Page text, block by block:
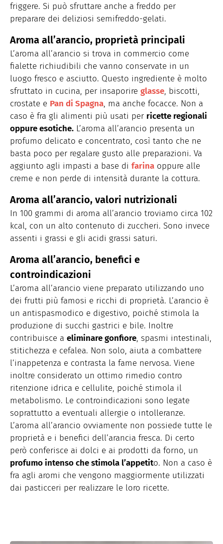
friggere. Si può sfruttare anche a freddo per
preparare dei deliziosi semifreddo-gelati.
Aroma all’arancio, proprietà principali
L’aroma all’arancio si trova in commercio come
fialette richiudibili che vanno conservate in un
luogo fresco e asciutto. Questo ingrediente è molto
sfruttato in cucina, per insaporire glasse, biscotti,
crostate e Pan di Spagna, ma anche focacce. Non a
caso è fra gli alimenti più usati per ricette regionali
oppure esotiche. L’aroma all’arancio presenta un
profumo delicato e concentrato, così tanto che ne
basta poco per regalare gusto alle preparazioni. Va
aggiunto agli impasti a base di farina oppure alle
creme e non perde di intensità durante la cottura.
Aroma all’arancio, valori nutrizionali
In 100 grammi di aroma all’arancio troviamo circa 102
kcal, con un alto contenuto di zuccheri. Sono invece
assenti i grassi e gli acidi grassi saturi.
Aroma all’arancio, benefici e
controindicazioni
L’aroma all’arancio viene preparato utilizzando uno
dei frutti più famosi e ricchi di proprietà. L’arancio è
un antispasmodico e digestivo, poiché stimola la
produzione di succhi gastrici e bile. Inoltre
contribuisce a eliminare gonfiore, spasmi intestinali,
stitichezza e cefalea. Non solo, aiuta a combattere
l’inappetenza e contrasta la fame nervosa. Viene
inoltre considerato un ottimo rimedio contro
ritenzione idrica e cellulite, poiché stimola il
metabolismo. Le controindicazioni sono legate
soprattutto a eventuali allergie o intolleranze.
L’aroma all’arancio ovviamente non possiede tutte le
proprietà e i benefici dell’arancia fresca. Di certo
però conferisce ai dolci e ai prodotti da forno, un
profumo intenso che stimola l’appetito. Non a caso è
fra agli aromi che vengono maggiormente utilizzati
dai pasticceri per realizzare le loro ricette.